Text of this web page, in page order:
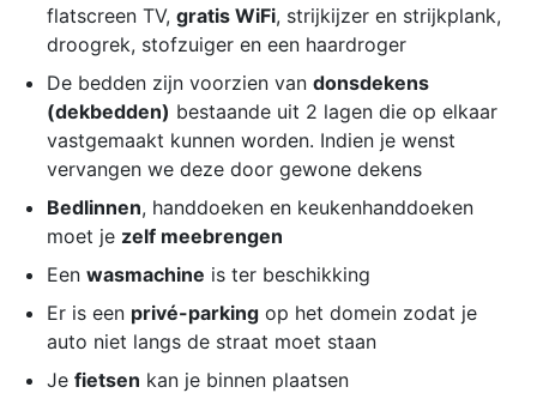
flatscreen TV, gratis WiFi, strijkijzer en strijkplank,
droogrek, stofzuiger en een haardroger
De bedden zijn voorzien van donsdekens
(dekbedden) bestaande uit 2 lagen die op elkaar
vastgemaakt kunnen worden. Indien je wenst
vervangen we deze door gewone dekens
Bedlinnen, handdoeken en keukenhanddoeken
moet je zelf meebrengen
Een wasmachine is ter beschikking
Er is een privé-parking op het domein zodat je
auto niet langs de straat moet staan
Je fietsen kan je binnen plaatsen